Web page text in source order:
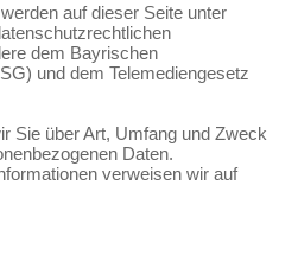
auf dieser Seite unter
dem Bayrischen
und dem Telemediengesetz
Sie über Art, Umfang und Zweck
Daten.
verweisen wir auf